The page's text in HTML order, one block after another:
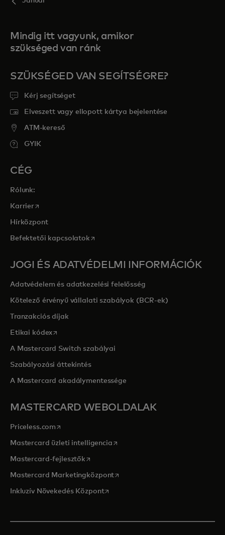
Mindig itt vagyunk, amikor
szükséged van ránk
SZÜKSÉGED VAN SEGÍTSÉGRE?
Kérj segítséget
Elveszett vagy ellopott kártya bejelentése
ATM-kereső
GYIK
CÉG
Rólunk:
Karrieropens in a new tab
Hírközpont
Befektetői kapcsolatokopens in a new tab
JOGI ÉS ADATVÉDELMI INFORMÁCIÓK
Adatvédelem és adatkezelési felelősség
Kötelező érvényű vállalati szabályok (BCR-ek)
Tranzakciós díjak
Etikai kódexopens in a new tab
A Mastercard Switch szabályai
Szabályozási áttekintés
A Mastercard akadálymentessége
MASTERCARD WEBOLDALAK
Priceless.com opens in a new tab
Mastercard üzleti intelligenciaopens in a new tab
Mastercard-fejlesztők opens in a new tab
Mastercard Marketingközpontopens in a new tab
Inkluzív Növekedés Központopens in a new tab